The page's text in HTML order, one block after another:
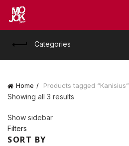
Categories
Home Products tagged “Kanisius”
Showing all 3 results
Show sidebar
Filters
SORT BY